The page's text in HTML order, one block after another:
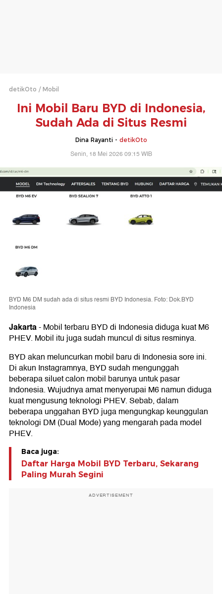
detikOto Mobil
Ini Mobil Baru BYD di Indonesia,
Sudah Ada di Situs Resmi
Dina Rayanti - detikOto
Senin, 18 Mei 2026 09:15 WIB
BYD M6 DM sudah ada di situs resmi BYD Indonesia. Foto: Dok.BYD
Indonesia
Jakarta-Mobil terbaru BYD di Indonesia diduga kuat M6
PHEV. Mobil itu juga sudah muncul di situs resminya.
BYD akan meluncurkan mobil baru di Indonesia sore ini.
Di akun Instagramnya, BYD sudah mengunggah
beberapa siluet calon mobil barunya untuk pasar
Indonesia. Wujudnya amat menyerupai M6 namun diduga
kuat mengusung teknologi PHEV. Sebab, dalam
beberapa unggahan BYD juga mengungkap keunggulan
teknologi DM (Dual Mode) yang mengarah pada model
PHEV.
Baca juga:
Daftar Harga Mobil BYD Terbaru, Sekarang
Paling Murah Segini
ADVERTISEMENT